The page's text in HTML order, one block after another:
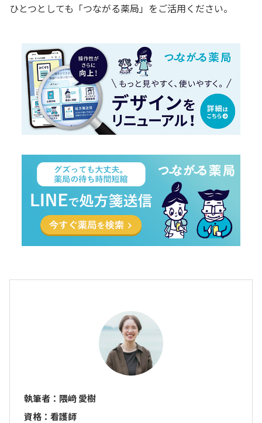
ひとつとしても「つながる薬局」をご活用ください。
執筆者：隈﨑 愛樹
資格：看護師